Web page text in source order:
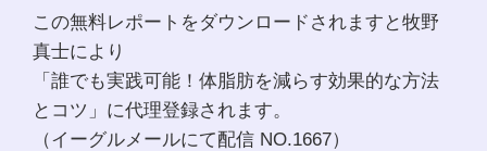
この無料レポートをダウンロードされますと牧野
真士により
「誰でも実践可能！体脂肪を減らす効果的な方法
とコツ」に代理登録されます。
（イーグルメールにて配信 NO.1667）